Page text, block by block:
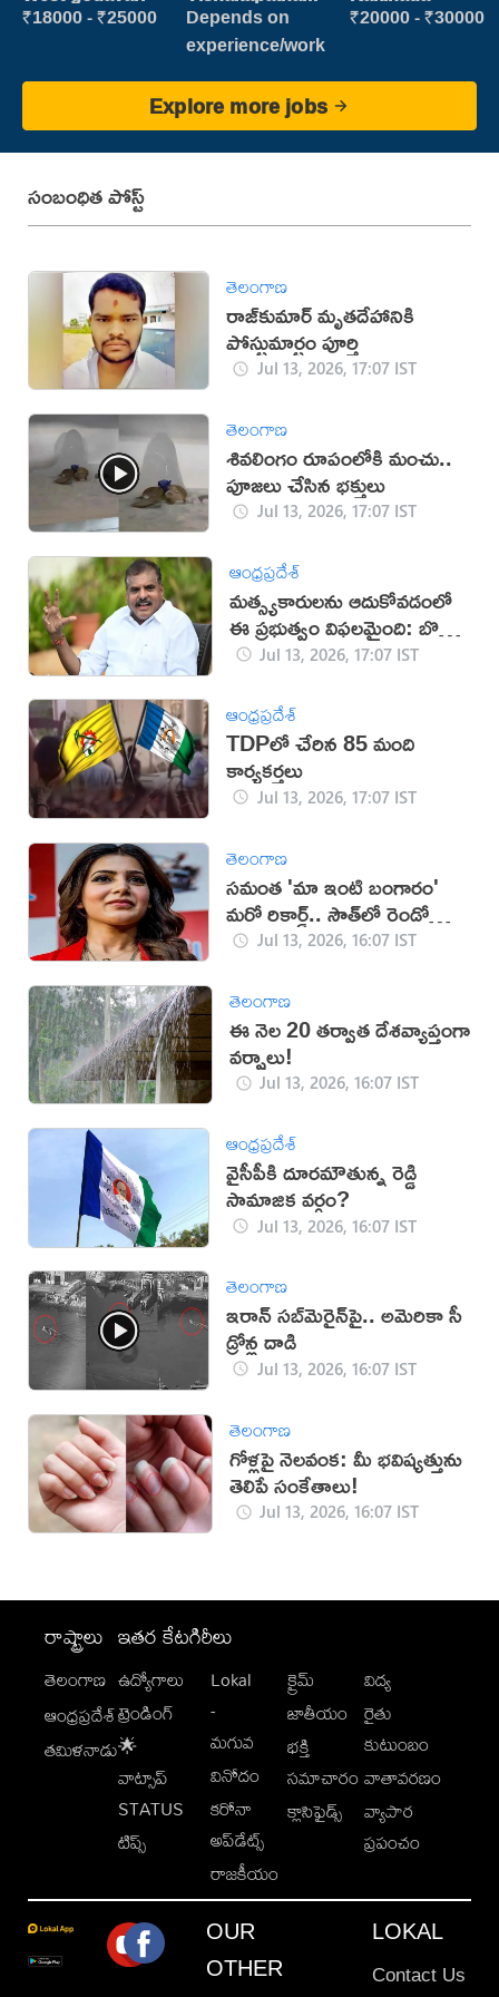
₹18000 - ₹25000
Depends on
experience/work
₹20000 - ₹30000
Explore more jobs
సంబంధిత పోస్ట్
తెలంగాణ
రాజ్‌కుమార్‌ మృతదేహానికి
పోస్టుమార్టం పూర్తి
Jul 13, 2026, 17:07 IST
తెలంగాణ
శివలింగం రూపంలోకి మంచు..
పూజలు చేసిన భక్తులు
Jul 13, 2026, 17:07 IST
ఆంధ్రప్రదేశ్
మత్స్యకారులను ఆదుకోవడంలో
ఈ ప్రభుత్వం విఫలమైంది: బొత్స
సత్యనారాయణ
Jul 13, 2026, 17:07 IST
ఆంధ్రప్రదేశ్
TDPలో చేరిన 85 మంది
కార్యకర్తలు
Jul 13, 2026, 17:07 IST
తెలంగాణ
సమంత 'మా ఇంటి బంగారం'
మరో రికార్డ్.. సౌత్‌లో రెండో
స్థానం!Jul 13, 2026, 16:07 IST
తెలంగాణ
ఈ నెల 20 తర్వాత దేశవ్యాప్తంగా
వర్షాలు!
Jul 13, 2026, 16:07 IST
ఆంధ్రప్రదేశ్
వైసీపీకి దూరమౌతున్న రెడ్డి
సామాజిక వర్గం?
Jul 13, 2026, 16:07 IST
తెలంగాణ
ఇరాన్‌ సబ్‌మెరైన్‌పై.. అమెరికా సీ
డ్రోన్ల దాడి
Jul 13, 2026, 16:07 IST
తెలంగాణ
గోళ్లపై నెలవంక: మీ భవిష్యత్తును
తెలిపే సంకేతాలు!
Jul 13, 2026, 16:07 IST
రాష్ట్రాలు
తెలంగాణ
ఆంధ్రప్రదేశ్
తమిళనాడు
ఇతర కేటగిరీలు
ఉద్యోగాలు
ట్రెండింగ్
🌟
వాట్సాప్
STATUS
టిప్స్
Lokal
-
మగువ
వినోదం
కరోనా
అప్‌డేట్స్
రాజకీయం
క్రైమ్
జాతీయం
భక్తి
సమాచారం
క్లాసిఫైడ్స్
విద్య
రైతు
కుటుంబం
వాతావరణం
వ్యాపార
ప్రపంచం
OUR
OTHER
LOKAL
Contact Us